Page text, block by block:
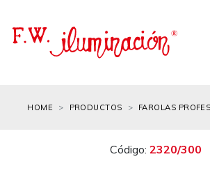
HOME PRODUCTOS FAROLAS
Código: 2320/300